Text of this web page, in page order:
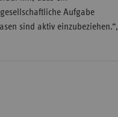
Aufgabe
sind aktiv einzubeziehen.“,